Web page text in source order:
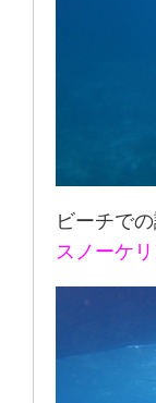
ビーチで
スノーケ